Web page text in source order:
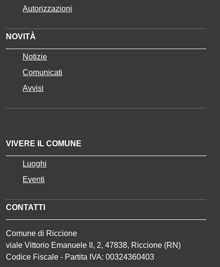
Autorizzazioni
NOVITÀ
Notizie
Comunicati
Avvisi
VIVERE IL COMUNE
Luoghi
Eventi
CONTATTI
Comune di Riccione
viale Vittorio Emanuele II, 2, 47838, Riccione (RN)
Codice Fiscale - Partita IVA: 00324360403